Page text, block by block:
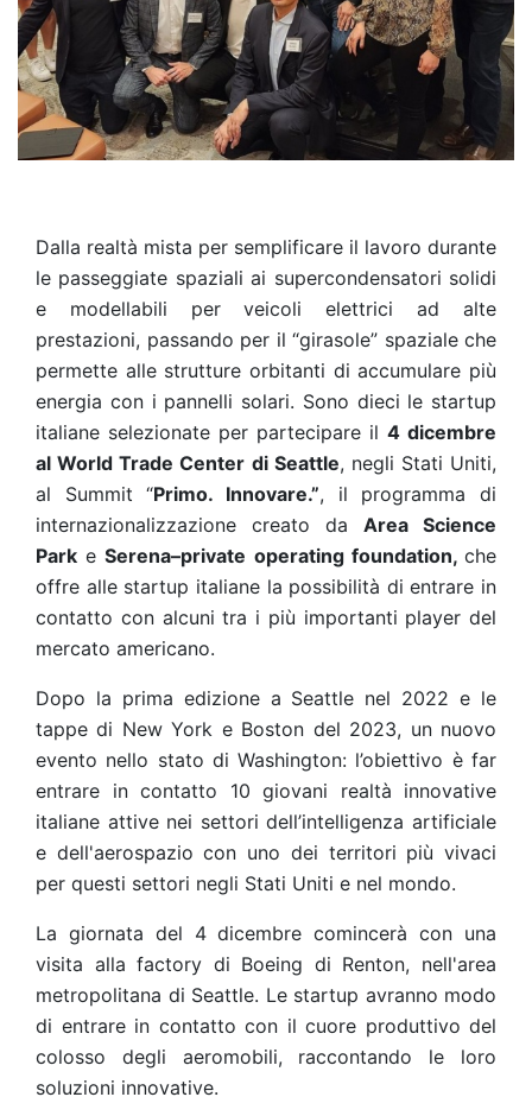
Dalla realtà mista per semplificare il lavoro durante
le passeggiate spaziali ai supercondensatori solidi
e modellabili per veicoli elettrici ad alte
prestazioni, passando per il “girasole” spaziale che
permette alle strutture orbitanti di accumulare più
energia con i pannelli solari. Sono dieci le startup
italiane selezionate per partecipare il 4 dicembre
al World Trade Center di Seattle, negli Stati Uniti,
al Summit “Primo. Innovare.”, il programma di
internazionalizzazione creato da
Area Science
Park e Serena–private operating foundation, che
offre alle startup italiane la possibilità di entrare in
contatto con alcuni tra i più importanti player del
mercato americano.
Dopo la prima edizione a Seattle nel 2022 e le
tappe di New York e Boston del 2023, un nuovo
evento nello stato di Washington: l’obiettivo è far
entrare in contatto 10 giovani realtà innovative
italiane attive nei settori dell’intelligenza artificiale
e dell'aerospazio con uno dei territori più vivaci
per questi settori negli Stati Uniti e nel mondo.
La giornata del 4 dicembre comincerà con una
visita alla factory di Boeing di Renton, nell'area
metropolitana di Seattle. Le startup avranno modo
di entrare in contatto con il cuore produttivo del
colosso degli aeromobili, raccontando le loro
soluzioni innovative.